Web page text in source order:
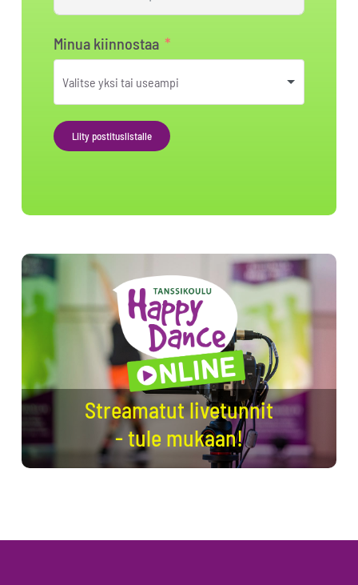
Minua kiinnostaa
Liity postituslistalle
Streamatut livetunnit
- tule mukaan!